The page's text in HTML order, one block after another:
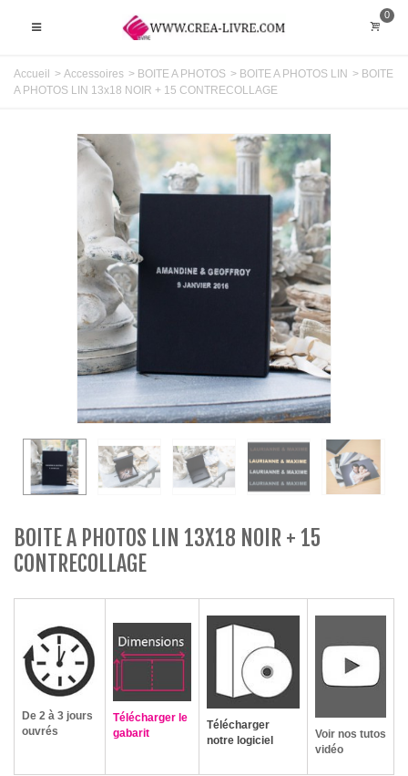
0
Accueil > Accessoires > BOITE A PHOTOS > BOITE A PHOTOS LIN > BOITE
A PHOTOS LIN 13x18 NOIR + 15 CONTRECOLLAGE
BOITE A PHOTOS LIN 13X18 NOIR + 15
CONTRECOLLAGE
De 2 à 3 jours
ouvrés
Télécharger le
gabarit
Télécharger
notre logiciel
Voir nos tutos
vidéo